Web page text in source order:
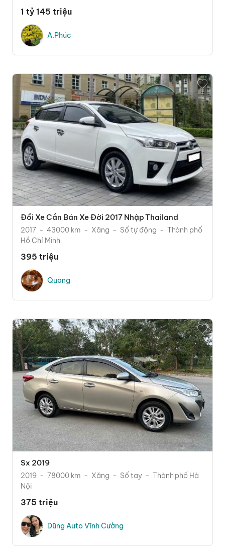
1 tỷ 145 triệu
A.Phúc
Đổi Xe Cần Bán Xe Đời 2017 Nhập Thailand
2017 43000 km Xăng Số tự động
Thành phố
Hồ Chí Minh
395 triệu
Quang
Sx 2019
2019 78000 km Xăng Số tay
Thành phố Hà
Nội
375 triệu
Dũng Auto Vĩnh Cường